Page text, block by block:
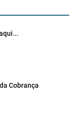
Cobrança